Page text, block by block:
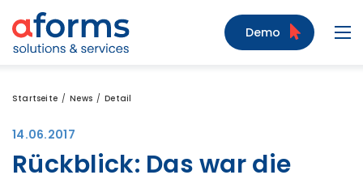
Zum Inhalt
Zum Menü
Zur Suche
Demo
Startseite News Detail
14.06.2017
Rückblick: Das war die